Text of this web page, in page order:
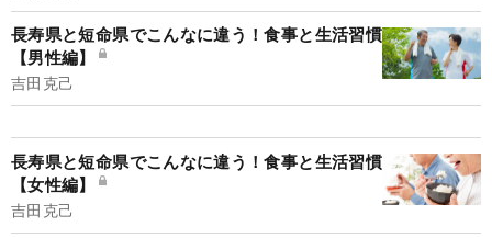
長寿県と短命県でこんなに違う！食事と生活習慣
【男性編】
吉田克己
長寿県と短命県でこんなに違う！食事と生活習慣
【女性編】
吉田克己